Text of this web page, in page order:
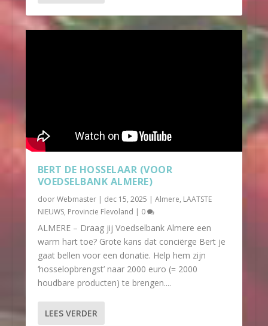
BERT DE HOSSELAAR (VOOR
VOEDSELBANK ALMERE)
doorWebmaster| dec 15, 2025 | Almere, LAATSTE
NIEUWS, Provincie Flevoland | 0
ALMERE – Draag jij Voedselbank Almere een
warm hart toe? Grote kans dat conciërge Bert je
gaat bellen voor een donatie. Help hem zijn
‘hosselopbrengst’ naar 2000 euro (= 2000
houdbare producten) te brengen....
LEES VERDER